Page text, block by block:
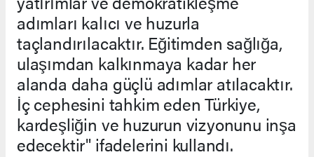
adımları kalıcı ve huzurla
taçlandırılacaktır. Eğitimden sağlığa,
ulaşımdan kalkınmaya kadar her
alanda daha güçlü adımlar atılacaktır.
İç cephesini tahkim eden Türkiye,
kardeşliğin ve huzurun vizyonunu inşa
edecektir" ifadelerini kullandı.